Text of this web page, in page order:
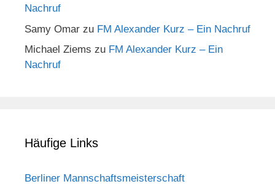
Nachruf
Samy Omar zu FM Alexander Kurz – Ein Nachruf
Michael Ziems zu FM Alexander Kurz – Ein
Nachruf
Häufige Links
Berliner Mannschaftsmeisterschaft